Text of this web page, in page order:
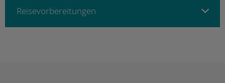
Reise­vor­bereitun­gen